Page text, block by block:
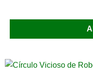
morte
Alexandre